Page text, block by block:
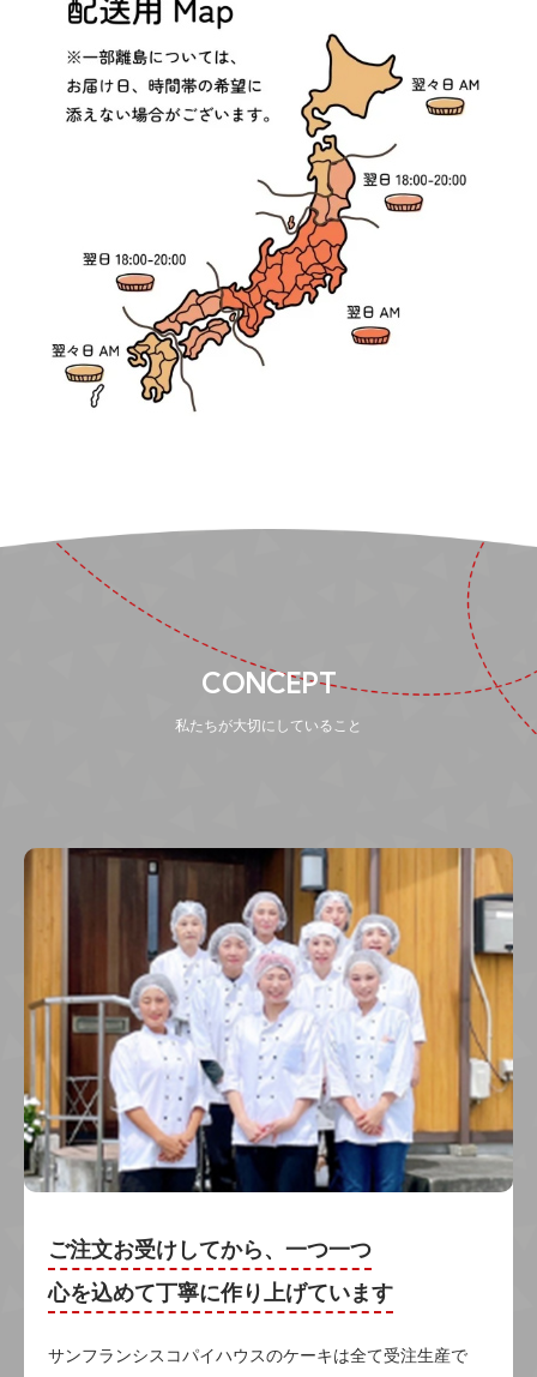
CONCEPT
私たちが大切にしていること
ご注文お受けしてから、一つ一つ
心を込めて丁寧に作り上げています
サンフランシスコパイハウスのケーキは全て受注生産で